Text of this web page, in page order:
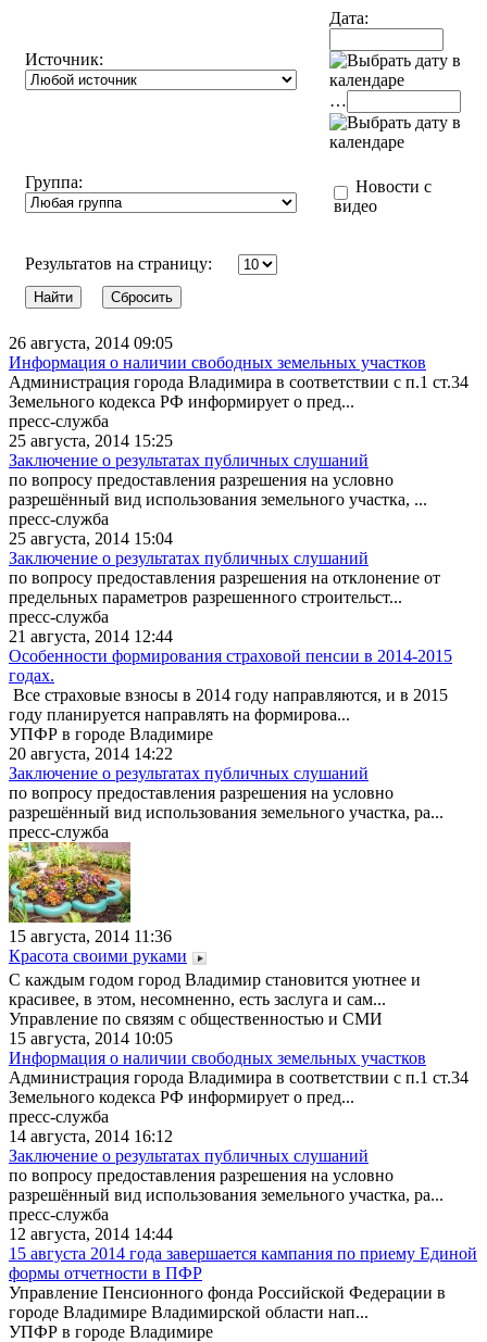
Источник:
Дата:
…
Группа:
Новости с
видео
Результатов на страницу:
26 августа, 2014 09:05
Информация о наличии свободных земельных участков
Администрация города Владимира в соответствии с п.1 ст.34
Земельного кодекса РФ информирует о пред...
пресс-служба
25 августа, 2014 15:25
Заключение о результатах публичных слушаний
по вопросу предоставления разрешения на условно
разрешённый вид использования земельного участка, ...
пресс-служба
25 августа, 2014 15:04
Заключение о результатах публичных слушаний
по вопросу предоставления разрешения на отклонение от
предельных параметров разрешенного строительст...
пресс-служба
21 августа, 2014 12:44
Особенности формирования страховой пенсии в 2014-2015
годах.
Все страховые взносы в 2014 году направляются, и в 2015
году планируется направлять на формирова...
УПФР в городе Владимире
20 августа, 2014 14:22
Заключение о результатах публичных слушаний
по вопросу предоставления разрешения на условно
разрешённый вид использования земельного участка, ра...
пресс-служба
15 августа, 2014 11:36
Красота своими руками
С каждым годом город Владимир становится уютнее и
красивее, в этом, несомненно, есть заслуга и сам...
Управление по связям с общественностью и СМИ
15 августа, 2014 10:05
Информация о наличии свободных земельных участков
Администрация города Владимира в соответствии с п.1 ст.34
Земельного кодекса РФ информирует о пред...
пресс-служба
14 августа, 2014 16:12
Заключение о результатах публичных слушаний
по вопросу предоставления разрешения на условно
разрешённый вид использования земельного участка, ра...
пресс-служба
12 августа, 2014 14:44
15 августа 2014 года завершается кампания по приему Единой
формы отчетности в ПФР
Управление Пенсионного фонда Российской Федерации в
городе Владимире Владимирской области нап...
УПФР в городе Владимире